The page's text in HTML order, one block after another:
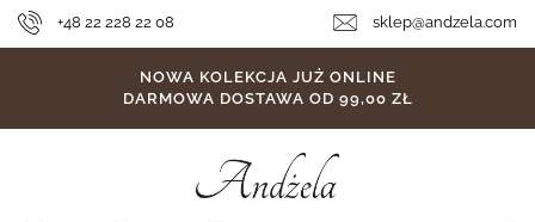
+48 22 228 22 08 sklep@andzela.com
NOWA KOLEKCJA JUŻ ONLINE
DARMOWA DOSTAWA OD 99,00 ZŁ